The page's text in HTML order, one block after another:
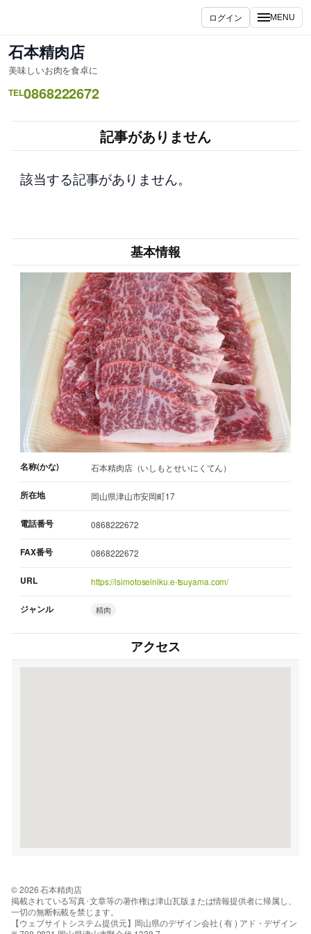
を
ス
キ
ッ
ログイン MENU
石本精肉店
美味しいお肉を食卓に
TEL0868222672
記事がありません
該当する記事がありません。
基本情報
名称(かな) 石本精肉店（いしもとせいにくてん）
所在地 岡山県津山市安岡町17
電話番号 0868222672
FAX番号 0868222672
URL https://isimotoseiniku.e-tsuyama.com/
ジャンル 精肉
アクセス
© 2026 石本精肉店
掲載されている写真･文章等の著作権は津山瓦版または情報提供者に帰属し、
一切の無断転載を禁じます。
【ウェブサイトシステム提供元】岡山県のデザイン会社 ( 有 ) アド・デザイン